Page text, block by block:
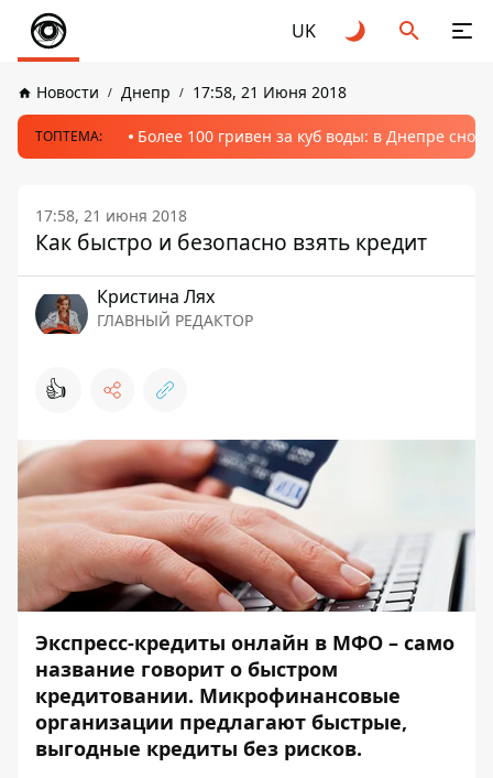
UK
Новости Днепр 17:58, 21 Июня 2018
ТОПТЕМА: Более 100 гривен за куб воды: в Днепре
17:58, 21 июня 2018
Как быстро и безопасно взять кредит
Кристина Лях
ГЛАВНЫЙ РЕДАКТОР
👍
Экспресс-кредиты онлайн в МФО – само
название говорит о быстром
кредитовании. Микрофинансовые
организации предлагают быстрые,
выгодные кредиты без рисков.